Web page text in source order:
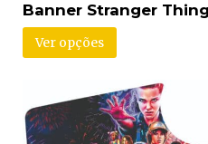
Banner Stranger
Ver opções